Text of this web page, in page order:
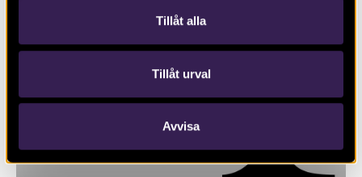
Tillåt alla
Tillåt urval
Avvisa